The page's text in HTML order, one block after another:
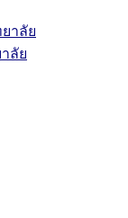
าลัย
ลัย